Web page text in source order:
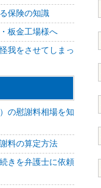
保険の知識
板金工場様へ
我をさせてしまっ
の慰謝料相場を知
料の算定方法
きを弁護士に依頼